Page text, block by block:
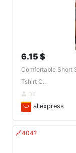
6.15 $
Comfortable Short
Tshirt C..
DE
aliexpress
🔗404?